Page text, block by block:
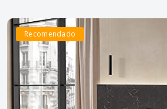
Recomendado